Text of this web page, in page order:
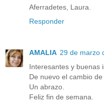
Aferradetes, Laura.
Responder
AMALIA 29 de marzo
Interesantes y buenas
De nuevo el cambio
Un abrazo.
Feliz fin de semana.